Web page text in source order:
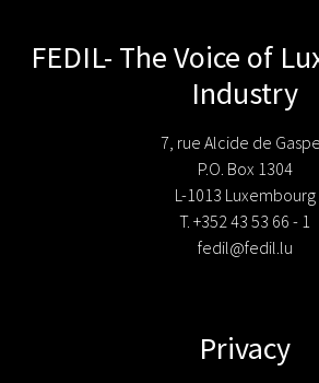
FEDIL- The Voice of
Industry
7, rue Alcide de
P.O. Box 1304
L-1013 Luxembourg
T. +352 43 53 66 - 1
fedil@fedil.lu
Privacy